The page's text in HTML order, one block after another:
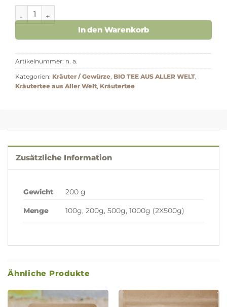
Tulsikraut Bio pur Menge
In den Warenkorb
Artikelnummer: n. a.
Kategorien: Kräuter / Gewürze BIO TEE AUS ALLER WELT
Kräutertee aus Aller Welt Kräutertee
Zusätzliche Information
Gewicht 200 g
Menge 100g, 200g, 500g, 1000g (2X500g)
Ähnliche Produkte